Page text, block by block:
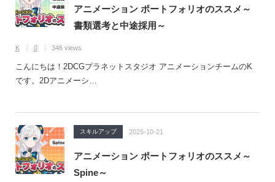
アニメーション ポートフォリオのススメ～
書類選考と中途採用～
K 0 346 views
こんにちは！2DCGプラネットスタジオ アニメーションチームのK
です。2Dアニメーシ…
スキルアップ 2025-10-21
アニメーション ポートフォリオのススメ～
Spine～